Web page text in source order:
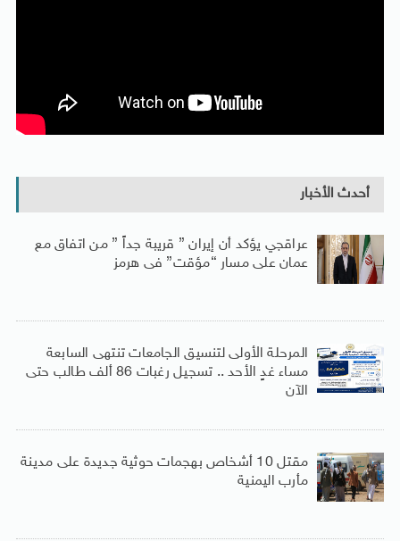
أحدث الأخبار
عراقجي يؤكد أن إيران ” قريبة جداً ” من اتفاق مع
عمان على مسار “مؤقت” فى هرمز
المرحلة الأولى لتنسيق الجامعات تنتهى السابعة
مساء غدٍ الأحد .. تسجيل رغبات 86 ألف طالب حتى
الآن
مقتل 10 أشخاص بهجمات حوثية جديدة على مدينة
مأرب اليمنية